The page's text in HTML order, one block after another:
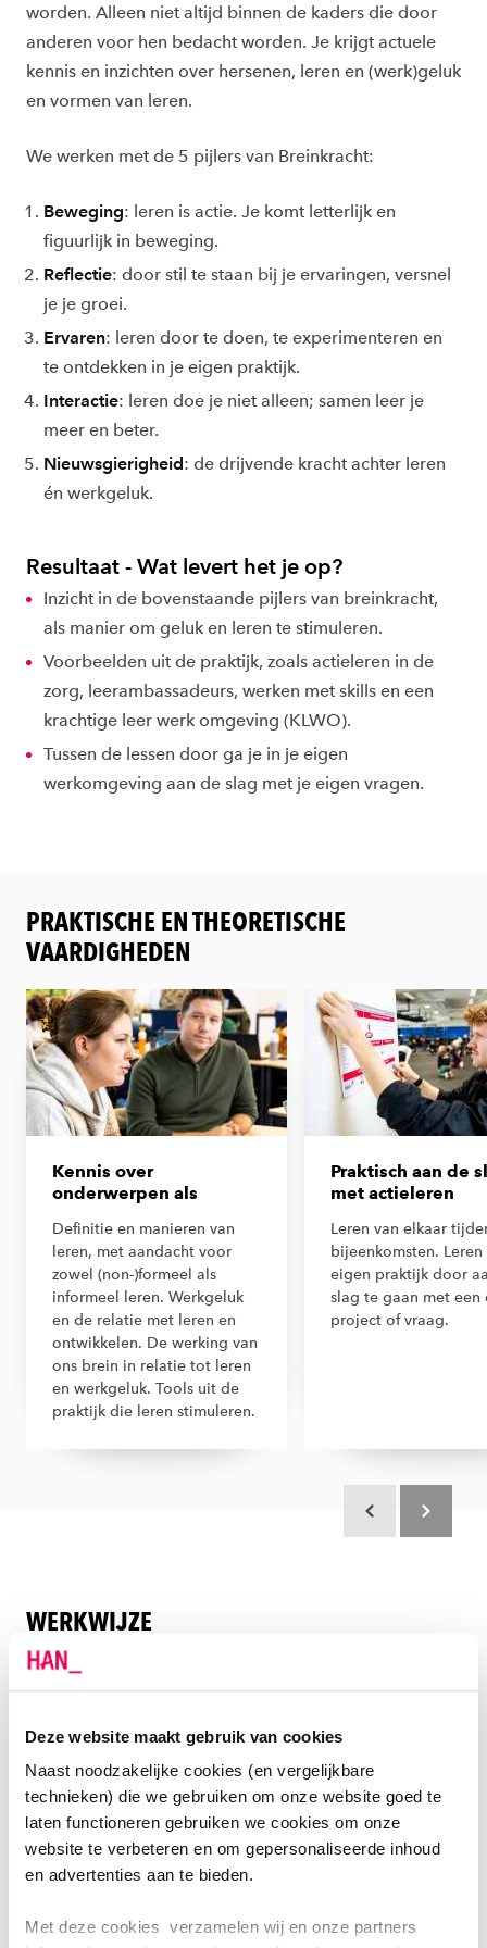
Deze website maakt gebruik van cookies
Naast noodzakelijke cookies (en vergelijkbare
technieken) die we gebruiken om onze website goed te
laten functioneren gebruiken we cookies om onze
website te verbeteren en om gepersonaliseerde inhoud
en advertenties aan te bieden.
Met deze cookies verzamelen wij en onze partners
worden. Alleen niet altijd binnen de kaders die door
anderen voor hen bedacht worden. Je krijgt actuele
kennis en inzichten over hersenen, leren en (werk)geluk
en vormen van leren.
We werken met de 5 pijlers van Breinkracht:
Beweging: leren is actie. Je komt letterlijk en
figuurlijk in beweging.
Reflectie: door stil te staan bij je ervaringen, versnel
je je groei.
Ervaren: leren door te doen, te experimenteren en
te ontdekken in je eigen praktijk.
Interactie: leren doe je niet alleen; samen leer je
meer en beter.
Nieuwsgierigheid: de drijvende kracht achter leren
én werkgeluk.
Resultaat - Wat levert het je op?
Inzicht in de bovenstaande pijlers van breinkracht,
als manier om geluk en leren te stimuleren.
Voorbeelden uit de praktijk, zoals actieleren in de
zorg, leerambassadeurs, werken met skills en een
krachtige leer werk omgeving (KLWO).
Tussen de lessen door ga je in je eigen
werkomgeving aan de slag met je eigen vragen.
PRAKTISCHE EN THEORETISCHE
VAARDIGHEDEN
Kennis over
onderwerpen als
Definitie en manieren van
leren, met aandacht voor
zowel (non-)formeel als
informeel leren. Werkgeluk
en de relatie met leren en
ontwikkelen. De werking van
ons brein in relatie tot leren
en werkgeluk. Tools uit de
praktijk die leren stimuleren.
Praktisch aan de
met actieleren
Leren van elkaar
bijeenkomsten.
eigen praktijk door
slag te gaan met een
project of vraag.
WERKWIJZE
In deze cursus duik je in de wereld van breinkracht,
motivatie en werkgeluk. Je ontdekt hoe leren niet
voldoening en energie in het werk. Dat doen we op
een manier die even praktisch als vernieuwend is: via
actieleren. Je werkt met anderen aan een echt
vraagstuk uit jouw eigen werkpraktijk en leert door te
doen, te reflecteren en te experimenteren.
VERDERE INFORMATIE